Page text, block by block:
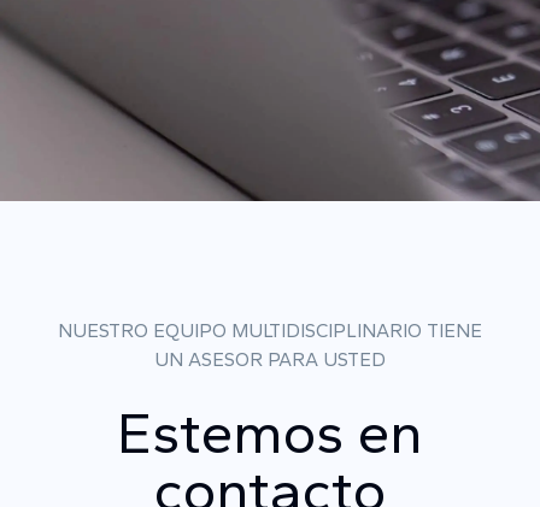
NUESTRO EQUIPO MULTIDISCIPLINARIO TIENE
UN ASESOR PARA USTED
Estemos en
contacto